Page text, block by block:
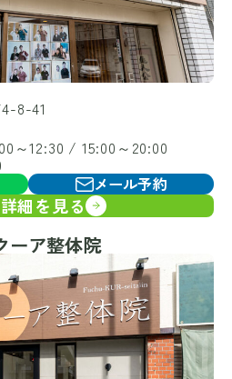
8-41
～12:30 / 15:00～20:00
メール予約
細を見る
ーア整体院